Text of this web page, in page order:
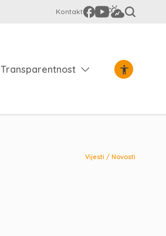
Kontakt
Transparentnost
Vijesti / Novosti